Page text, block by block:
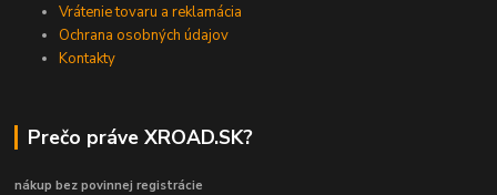
Vrátenie tovaru a reklamácia
Ochrana osobných údajov
Kontakty
Prečo práve XROAD.SK?
nákup bez povinnej registrácie